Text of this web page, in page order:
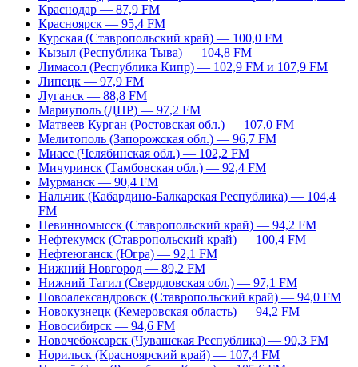
Краснодар — 87,9 FM
Красноярск — 95,4 FM
Курская (Ставропольский край) — 100,0 FM
Кызыл (Республика Тыва) — 104,8 FM
Лимасол (Республика Кипр) — 102,9 FM и 107,9 FM
Липецк — 97,9 FM
Луганск — 88,8 FM
Мариуполь (ДНР) — 97,2 FM
Матвеев Курган (Ростовская обл.) — 107,0 FM
Мелитополь (Запорожская обл.) — 96,7 FM
Миасс (Челябинская обл.) — 102,2 FM
Мичуринск (Тамбовская обл.) — 92,4 FM
Мурманск — 90,4 FM
Нальчик (Кабардино-Балкарская Республика) — 104,4
FM
Невинномысск (Ставропольский край) — 94,2 FM
Нефтекумск (Ставропольский край) — 100,4 FM
Нефтеюганск (Югра) — 92,1 FM
Нижний Новгород — 89,2 FM
Нижний Тагил (Свердловская обл.) — 97,1 FM
Новоалександровск (Ставропольский край) — 94,0 FM
Новокузнецк (Кемеровская область) — 94,2 FM
Новосибирск — 94,6 FM
Новочебоксарск (Чувашская Республика) — 90,3 FM
Норильск (Красноярский край) — 107,4 FM